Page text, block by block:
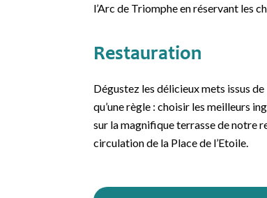
l’Arc de Triomphe en réservant les
Restauration
Dégustez les délicieux mets issus
qu’une règle : choisir les meilleurs
sur la magnifique terrasse de notre
circulation de la Place de l’Etoile.